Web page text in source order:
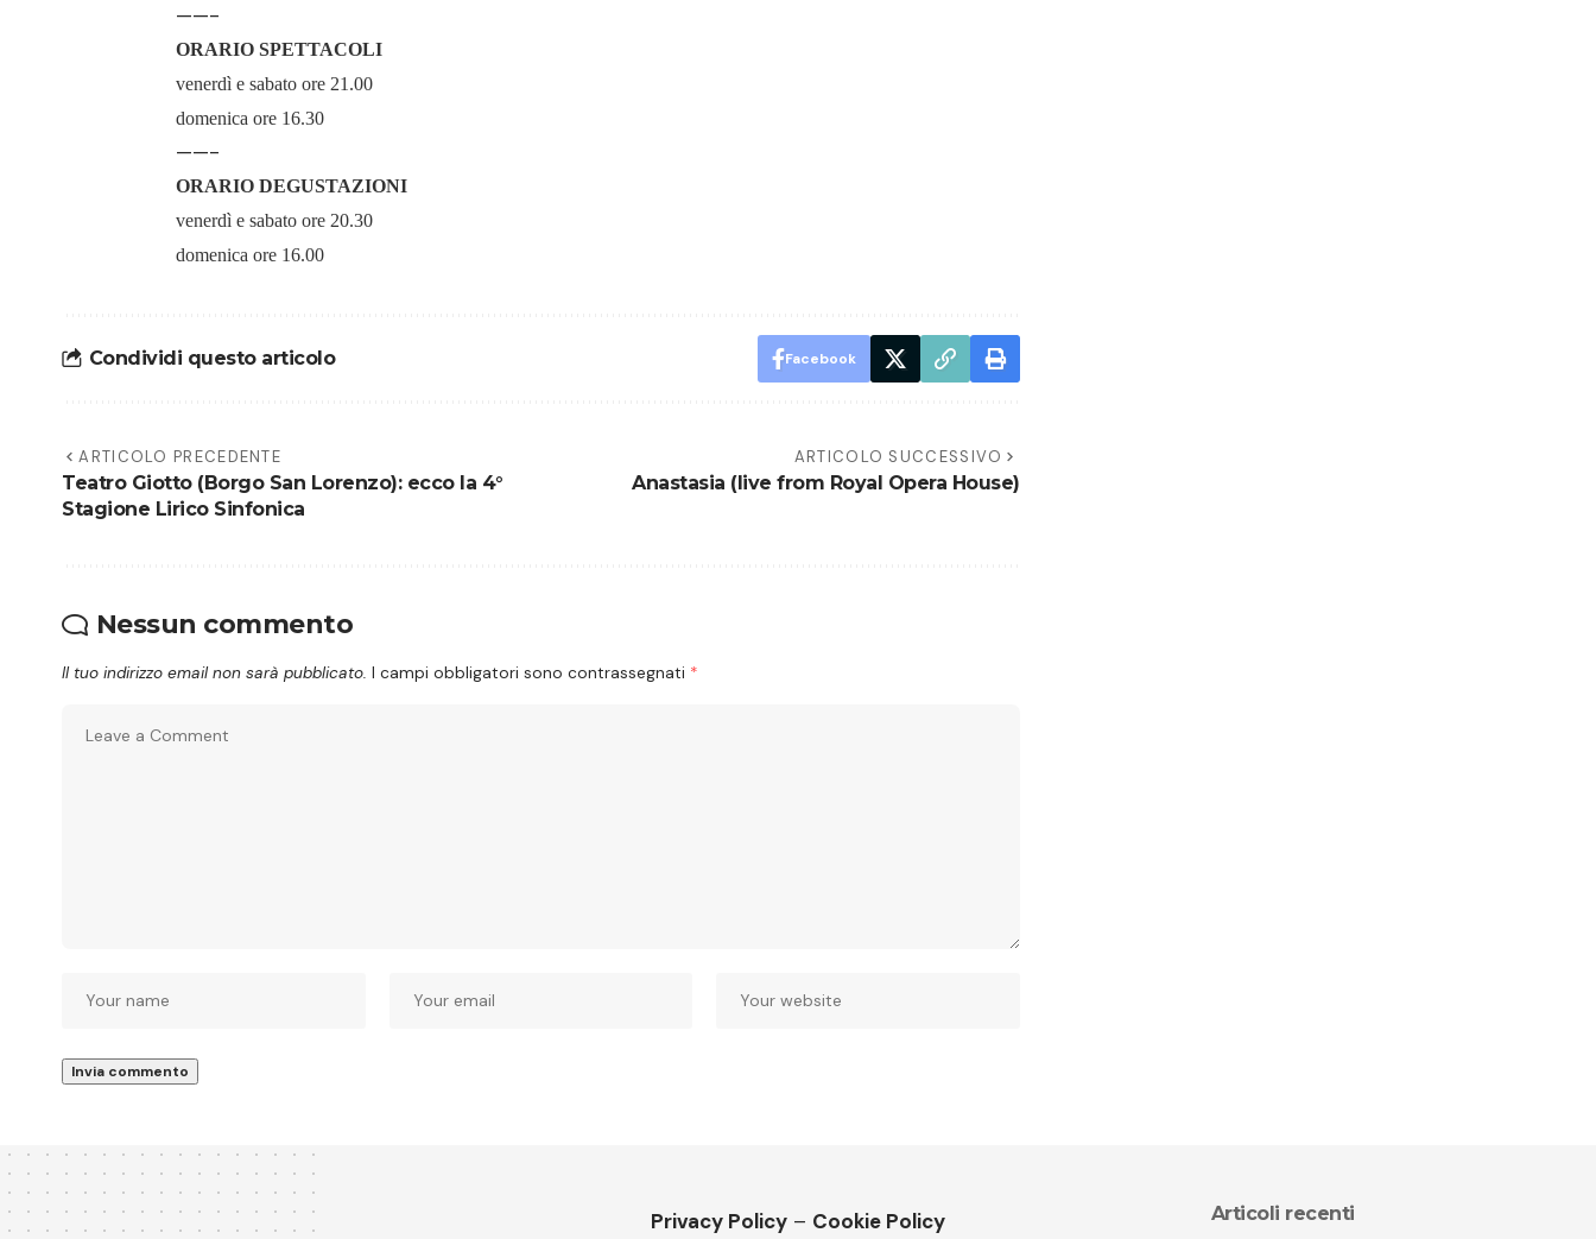
——-
ORARIO SPETTACOLI
venerdì e sabato ore 21.00
domenica ore 16.30
——-
ORARIO DEGUSTAZIONI
venerdì e sabato ore 20.30
domenica ore 16.00
Condividi questo articolo Facebook
ARTICOLO PRECEDENTE
Teatro Giotto (Borgo San Lorenzo): ecco la 4°
Stagione Lirico Sinfonica
ARTICOLO SUCCESSIVO
Anastasia (live from Royal Opera House)
Nessun commento
Il tuo indirizzo email non sarà pubblicato. I campi obbligatori sono contrassegnati *
Privacy Policy – Cookie Policy Articoli recenti